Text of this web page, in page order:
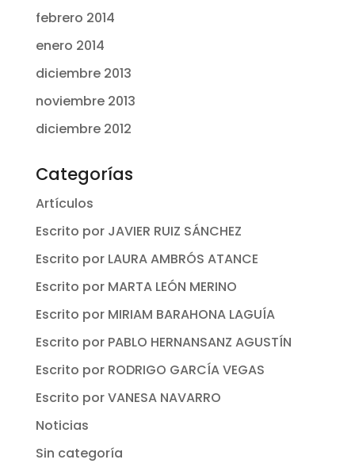
febrero 2014
enero 2014
diciembre 2013
noviembre 2013
diciembre 2012
Categorías
Artículos
Escrito por JAVIER RUIZ SÁNCHEZ
Escrito por LAURA AMBRÓS ATANCE
Escrito por MARTA LEÓN MERINO
Escrito por MIRIAM BARAHONA LAGUÍA
Escrito por PABLO HERNANSANZ AGUSTÍN
Escrito por RODRIGO GARCÍA VEGAS
Escrito por VANESA NAVARRO
Noticias
Sin categoría